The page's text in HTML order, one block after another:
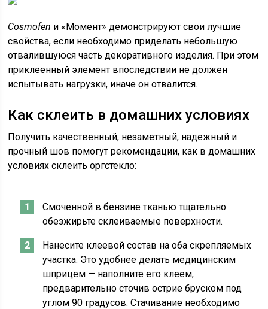
Cosmofen и «Момент» демонстрируют свои лучшие
свойства, если необходимо приделать небольшую
отвалившуюся часть декоративного изделия. При этом
приклеенный элемент впоследствии не должен
испытывать нагрузки, иначе он отвалится.
Как склеить в домашних условиях
Получить качественный, незаметный, надежный и
прочный шов помогут рекомендации, как в домашних
условиях склеить оргстекло:
Смоченной в бензине тканью тщательно
обезжирьте склеиваемые поверхности.
Нанесите клеевой состав на оба скрепляемых
участка. Это удобнее делать медицинским
шприцем — наполните его клеем,
предварительно сточив острие бруском под
углом 90 градусов. Стачивание необходимо